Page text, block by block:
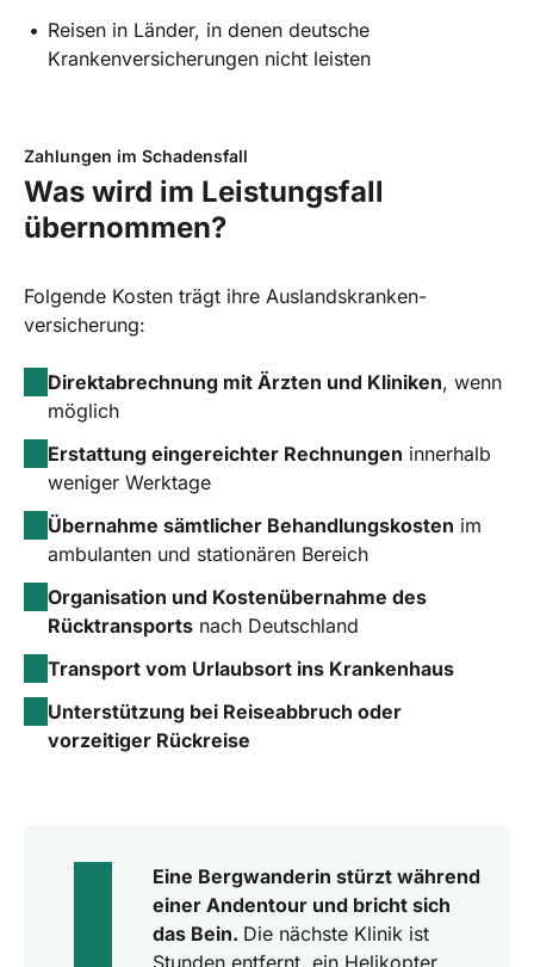
Reisen in Länder, in denen deutsche
Krankenversicherungen nicht leisten
Zahlungen im Schadensfall
Was wird im Leistungsfall
übernommen?
Folgende Kosten trägt ihre Auslands­kranken­
versicherung:
Direktabrechnung mit Ärzten und Kliniken, wenn
möglich
Erstattung eingereichter Rechnungen innerhalb
weniger Werktage
Übernahme sämtlicher Behandlungskosten im
ambulanten und stationären Bereich
Organisation und Kostenübernahme des
Rücktransports nach Deutschland
Transport vom Urlaubsort ins Krankenhaus
Unterstützung bei Reiseabbruch oder
vorzeitiger Rückreise
Eine Bergwanderin stürzt während
einer Andentour und bricht sich
das Bein. Die nächste Klinik ist
Stunden entfernt, ein Helikopter